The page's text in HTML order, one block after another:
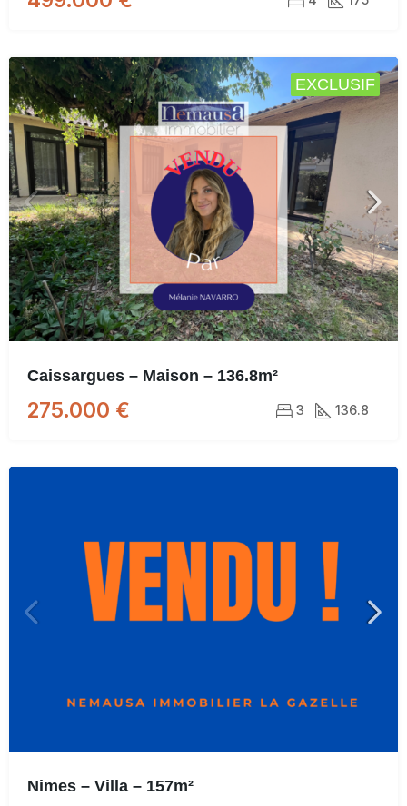
EXCLUSIF
Caissargues – Maison – 136.8m²
275.000 € 3 136.8
Nimes – Villa – 157m²